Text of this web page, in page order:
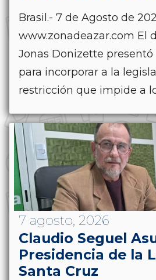
Brasil.- 7 de Agosto de
www.zonadeazar.com El
Jonas Donizette
para incorporar a la
restricción que impide a
7 agosto, 2026
Claudio Seguel
Presidencia de la
Santa Cruz